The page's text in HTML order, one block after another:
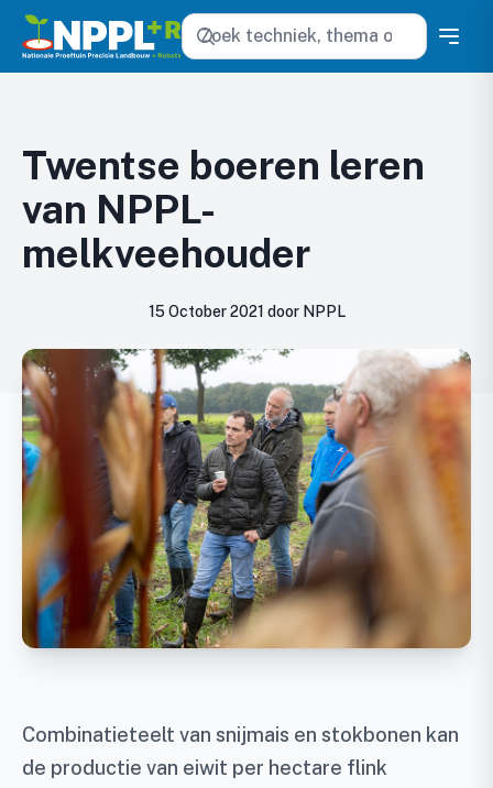
Zoeken
Twentse boeren leren
van NPPL-
melkveehouder
15 October 2021 door NPPL
Combinatieteelt van snijmais en stokbonen kan
de productie van eiwit per hectare flink